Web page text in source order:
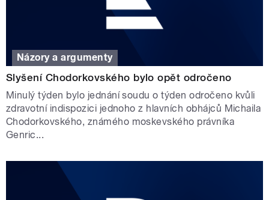
Názory a argumenty
Slyšení Chodorkovského bylo opět odročeno
Minulý týden bylo jednání soudu o týden odročeno kvůli
zdravotní indispozici jednoho z hlavních obhájců Michaila
Chodorkovského, známého moskevského právníka
Genric...